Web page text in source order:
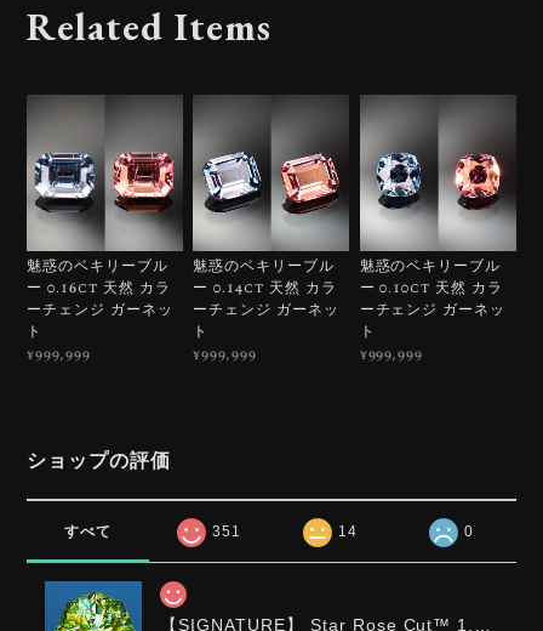
Related Items
魅惑のベキリーブル
ー 0.16ct 天然 カラ
ーチェンジ ガーネッ
ト
¥999,999
魅惑のベキリーブル
ー 0.14ct 天然 カラ
ーチェンジ ガーネッ
ト
¥999,999
魅惑のベキリーブル
ー 0.10ct 天然 カラ
ーチェンジ ガーネッ
ト
¥999,999
ショップの評価
すべて 351 14 0